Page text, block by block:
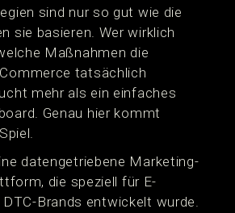
sind nur so gut wie die
sie basieren. Wer wirklich
Maßnahmen die
tatsächlich
mehr als ein einfaches
Genau hier kommt
datengetriebene Marketing-
die speziell für E-
Brands entwickelt wurde.